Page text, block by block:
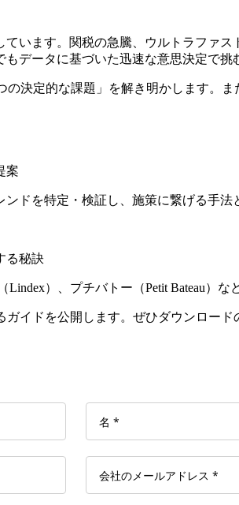
います。関税の急騰、ウルトラファ
データに基づいた迅速な意思決定で挑
決定的な課題」を解き明かします。ま
案
ドを特定・検証し、施策に繋げる手法
る秘訣
）、プチバトー（Petit Bateau）
イドを公開します。ぜひダウンロード